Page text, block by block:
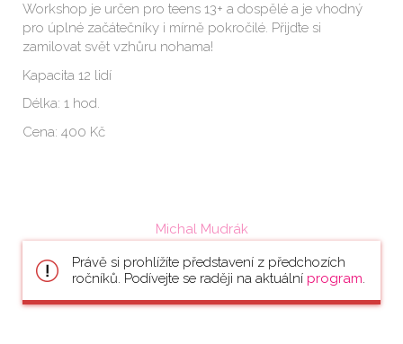
Workshop je určen pro teens 13+ a dospělé a je vhodný
pro úplné začátečníky i mírně pokročilé. Přijďte si
zamilovat svět vzhůru nohama!
Kapacita 12 lidí
Délka: 1 hod.
Cena: 400 Kč
Michal Mudrák
Právě si prohlížíte představení z předchozích
ročníků. Podívejte se raději na aktuální program.